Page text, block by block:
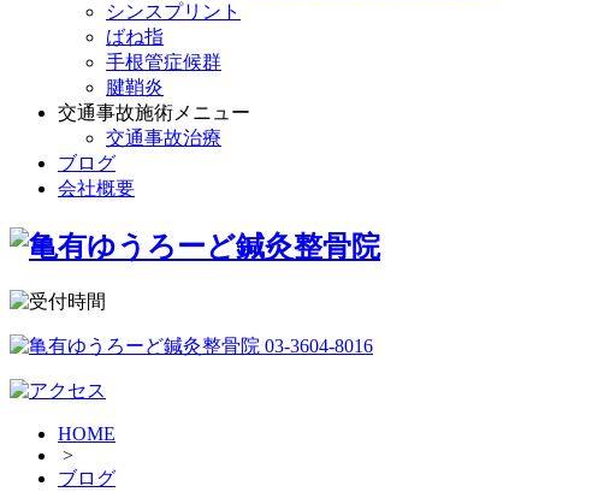
シンスプリント
ばね指
手根管症候群
腱鞘炎
交通事故施術メニュー
交通事故治療
ブログ
会社概要
HOME
>
ブログ